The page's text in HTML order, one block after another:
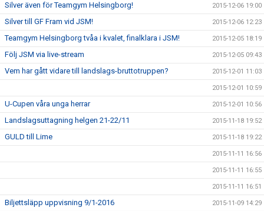
Silver även för Teamgym Helsingborg! 2015-12-06 19:00
Silver till GF Fram vid JSM! 2015-12-06 12:23
Teamgym Helsingborg tvåa i kvalet, finalklara i JSM! 2015-12-05 18:19
Följ JSM via live-stream 2015-12-05 09:43
Vem har gått vidare till landslags-bruttotruppen? 2015-12-01 11:03
2015-12-01 10:59
U-Cupen våra unga herrar 2015-12-01 10:56
Landslagsuttagning helgen 21-22/11 2015-11-18 19:52
GULD till Lime 2015-11-18 19:22
2015-11-11 16:56
2015-11-11 16:55
2015-11-11 16:51
Biljettsläpp uppvisning 9/1-2016 2015-11-09 14:29